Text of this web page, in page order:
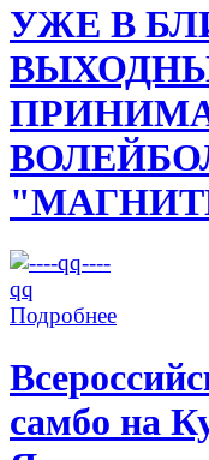
УЖЕ В
Подробнее
самбо на